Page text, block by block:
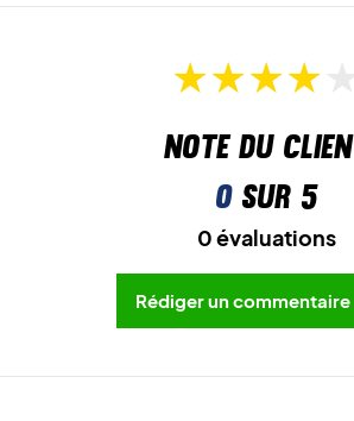
Note du
0sur 5
0 évaluations
Rédiger un commentaire